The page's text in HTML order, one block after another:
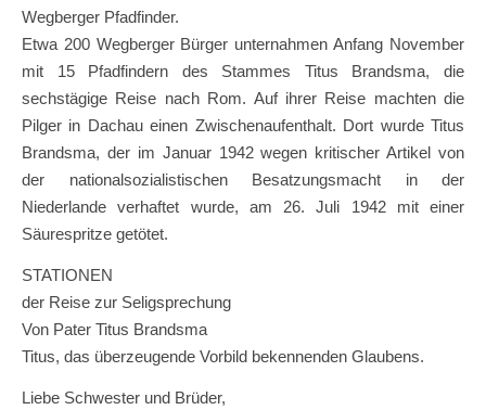
Wegberger Pfadfinder.
Etwa 200 Wegberger Bürger unternahmen Anfang November
mit 15 Pfadfindern des Stammes Titus Brandsma, die
sechstägige Reise nach Rom. Auf ihrer Reise machten die
Pilger in Dachau einen Zwischenaufenthalt. Dort wurde Titus
Brandsma, der im Januar 1942 wegen kritischer Artikel von
der nationalsozialistischen Besatzungsmacht in der
Niederlande verhaftet wurde, am 26. Juli 1942 mit einer
Säurespritze getötet.
STATIONEN
der Reise zur Seligsprechung
Von Pater Titus Brandsma
Titus, das überzeugende Vorbild bekennenden Glaubens.
Liebe Schwester und Brüder,